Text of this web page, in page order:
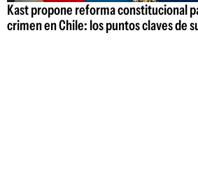
Kast propone reforma constitucional
crimen en Chile: los puntos claves de